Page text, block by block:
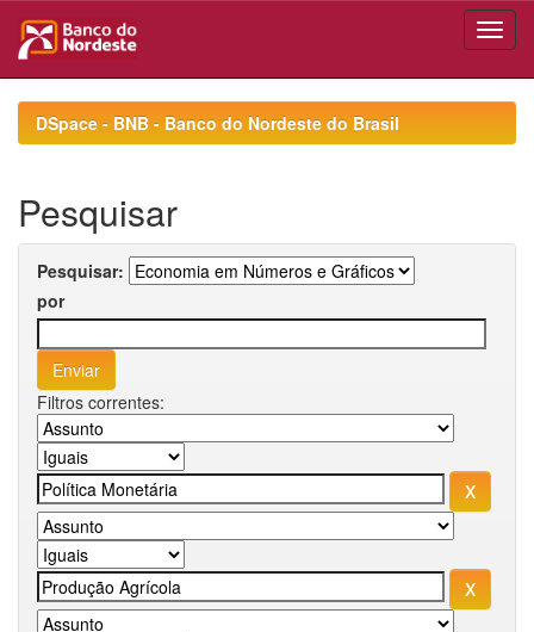
navigationDSpace - BNB - Banco do Nordeste do Brasil
Pesquisar
Pesquisar:
por
Filtros correntes: